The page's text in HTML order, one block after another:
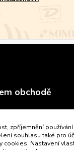
obchodě
zpříjemnění
souhlasu také pro
cookies. Nastavení